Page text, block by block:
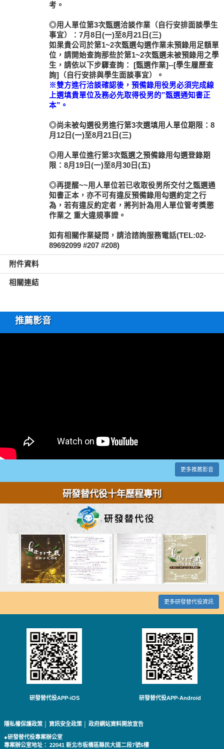
考。
◎用人單位第3次甄選洽談作業（自行安排面談學生
事宜）：7月8日(一)至8月21日(三)
如果貴公司於第1~2次甄選勾選作業未預錄用足額單
位，請開始查詢那些於第1~2次甄選未被預錄用之學
生，請依以下步驟查詢： [甄選作業]--[學生履歷查
詢]（自行安排與學生面談事宜）。
※雙方進行洽談確認後，預備錄用役男必須完成線
上選填貴單位及務必先取得役男的”甄選通知書正
本”。
◎尚未被勾選役男進行第3次選填用人單位期限：8
月12日(一)至8月21日(三)
◎用人單位進行第3次甄選之預備錄用勾選登錄期
限：8月19日(一)至8月30日(五)
◎再提醒~~用人單位若已收取役男所交付之甄選通
知書正本，亦不可有違反預備錄用勾選約定之行
為，若有違反約定者，將列計為用人單位管考獎懲
作業之 重大違規事證。
如有相關作業疑問，請洽諮詢服務電話(TEL:02-
89692099 #207 #208)
附件資料
相關連結
推薦影音
更多推薦影音
研發替代役十年歷程專刊
更多研發替代役資訊
研發替代役APP-iOS 研發替代役APP-Android
隱私權保護政策 資訊安全政策 政府網站資料開放宣告
●研發替代役專案辦公室
專案辦公室地址： 22041 新北市板橋區縣民大道二段7號6樓